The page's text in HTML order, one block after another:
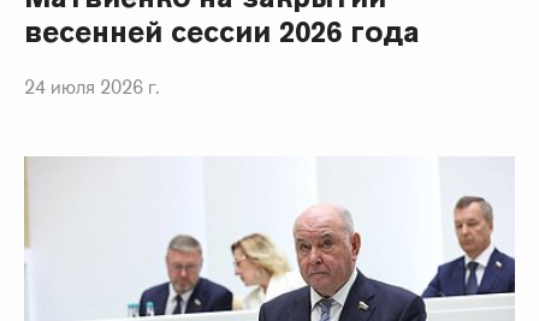
весенней сессии 2026 года
24 июля 2026 г.